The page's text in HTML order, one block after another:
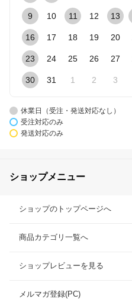
9 10 11 12 13
16 17 18 19 20
23 24 25 26 27
30 31 1 2 3
休業日（受注・発送対応なし）
受注対応のみ
発送対応のみ
ショップメニュー
ショップのトップページへ
商品カテゴリ一覧へ
ショップレビューを見る
メルマガ登録(PC)